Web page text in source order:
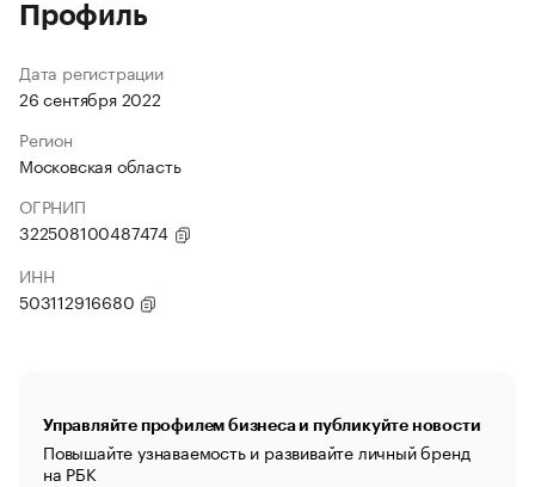
Профиль
Дата регистрации
26 сентября 2022
Регион
Московская область
ОГРНИП
322508100487474
ИНН
503112916680
Управляйте профилем бизнеса и публикуйте новости
Повышайте узнаваемость и развивайте личный бренд
на РБК